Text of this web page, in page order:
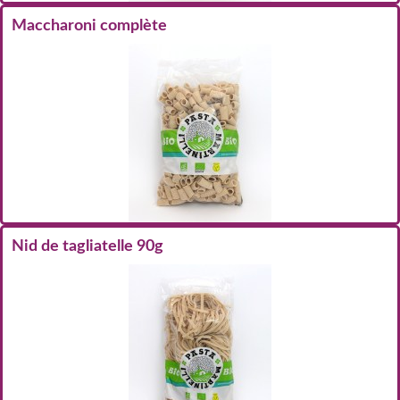
Maccharoni complète
Nid de tagliatelle 90g